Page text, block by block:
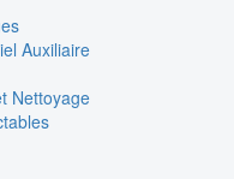
Auxiliaire
Nettoyage